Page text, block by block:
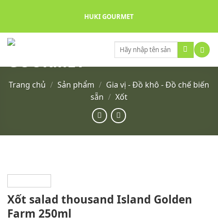
HUKI GOURMET
Tìm
kiếm:
Trang chủ / Sản phẩm / Gia vị - Đồ khô - Đồ chế biến
sẵn / Xốt
Xốt salad thousand Island Golden
Farm 250ml